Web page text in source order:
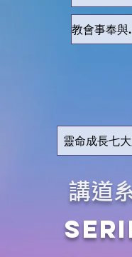
教
靈命成長七
講道